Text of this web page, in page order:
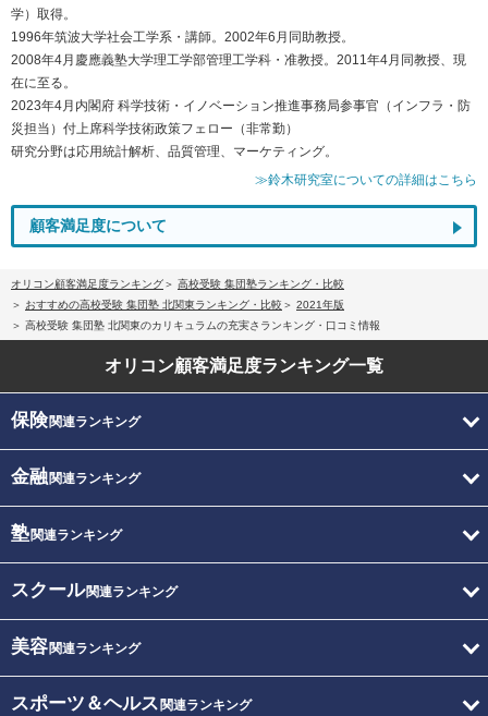
学）取得。
1996年筑波大学社会工学系・講師。2002年6月同助教授。
2008年4月慶應義塾大学理工学部管理工学科・准教授。2011年4月同教授、現
在に至る。
2023年4月内閣府 科学技術・イノベーション推進事務局参事官（インフラ・防
災担当）付上席科学技術政策フェロー（非常勤）
研究分野は応用統計解析、品質管理、マーケティング。
≫鈴木研究室についての詳細はこちら
顧客満足度について
オリコン顧客満足度ランキング
高校受験 集団塾ランキング・比較
おすすめの高校受験 集団塾 北関東ランキング・比較
2021年版
高校受験 集団塾 北関東のカリキュラムの充実さランキング・口コミ情報
オリコン顧客満足度ランキング一覧
保険関連ランキング
金融関連ランキング
塾関連ランキング
スクール関連ランキング
美容関連ランキング
スポーツ＆ヘルス 関連ランキング